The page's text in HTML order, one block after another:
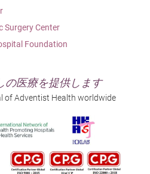
Surgery Center
Foundation
の医療を提供します
of Adventist Health worldwide